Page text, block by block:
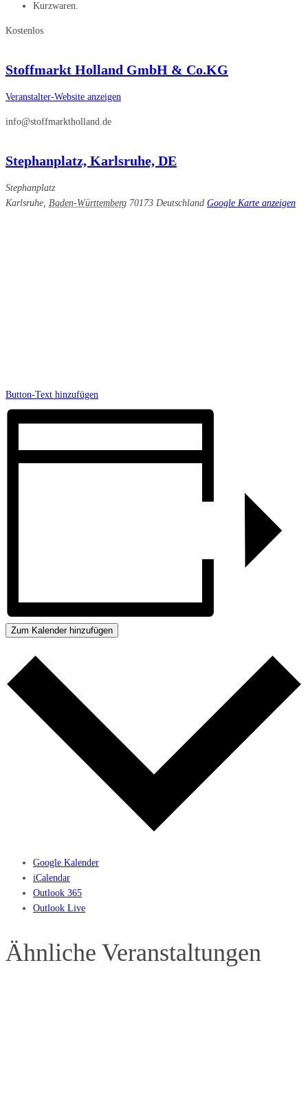
Kurzwaren.
Kostenlos
Stoffmarkt Holland GmbH & Co.KG
Veranstalter-Website anzeigen
info@stoffmarktholland.de
Stephanplatz, Karlsruhe, DE
Stephanplatz
Karlsruhe, Baden-Württemberg 70173 Deutschland Google Karte anzeigen
Button-Text hinzufügen
Zum Kalender hinzufügen
Google Kalender
iCalendar
Outlook 365
Outlook Live
Ähnliche Veranstaltungen